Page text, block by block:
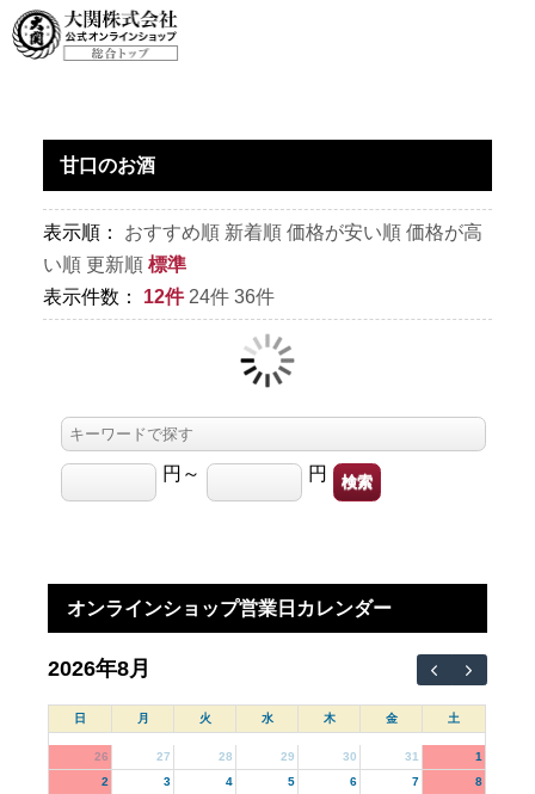
TOP>お酒>甘口のお酒
甘口のお酒
表示順： おすすめ順 新着順 価格が安い順 価格が高
い順 更新順 標準
表示件数： 12件 24件 36件
円～ 円
オンラインショップ営業日カレンダー
2026年8月
日 月 火 水 木 金 土
26 27 28 29 30 31
1
2
3 4 5 6 7
8